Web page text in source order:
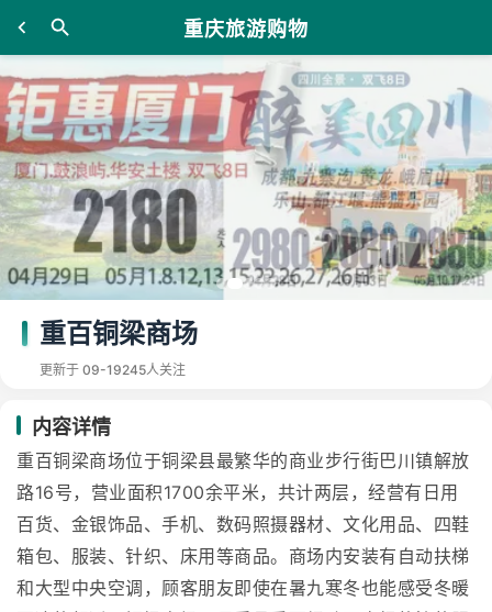
重庆旅游购物
重百铜梁商场
更新于 09-19245人关注
内容详情
重百铜梁商场位于铜梁县最繁华的商业步行街巴川镇解放
路16号，营业面积1700余平米，共计两层，经营有日用
百货、金银饰品、手机、数码照摄器材、文化用品、四鞋
箱包、服装、针织、床用等商品。商场内安装有自动扶梯
和大型中央空调，顾客朋友即使在暑九寒冬也能感受冬暖